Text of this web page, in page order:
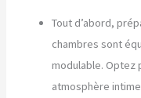
Tout d’abord,
chambres sont
modulable. Optez
atmosphère